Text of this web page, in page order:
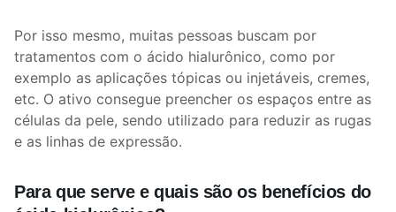
Por isso mesmo, muitas pessoas buscam por
tratamentos com o ácido hialurônico, como por
exemplo as aplicações tópicas ou injetáveis, cremes,
etc. O ativo consegue preencher os espaços entre as
células da pele, sendo utilizado para reduzir as rugas
e as linhas de expressão.
Para que serve e quais são os benefícios do